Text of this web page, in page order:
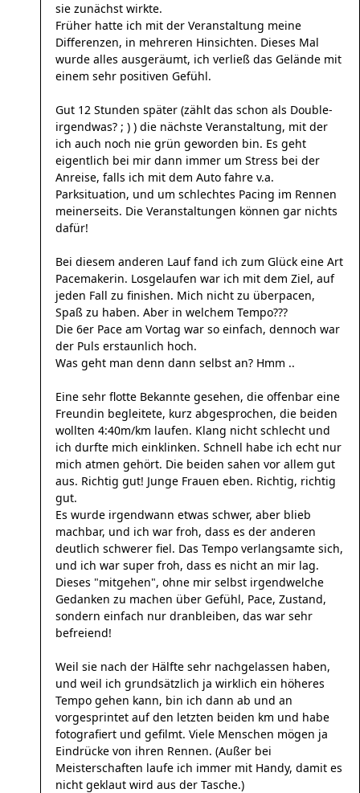
sie zunächst wirkte.
Früher hatte ich mit der Veranstaltung meine
Differenzen, in mehreren Hinsichten. Dieses Mal
wurde alles ausgeräumt, ich verließ das Gelände mit
einem sehr positiven Gefühl.
Gut 12 Stunden später (zählt das schon als Double-
irgendwas? ; ) ) die nächste Veranstaltung, mit der
ich auch noch nie grün geworden bin. Es geht
eigentlich bei mir dann immer um Stress bei der
Anreise, falls ich mit dem Auto fahre v.a.
Parksituation, und um schlechtes Pacing im Rennen
meinerseits. Die Veranstaltungen können gar nichts
dafür!
Bei diesem anderen Lauf fand ich zum Glück eine Art
Pacemakerin. Losgelaufen war ich mit dem Ziel, auf
jeden Fall zu finishen. Mich nicht zu überpacen,
Spaß zu haben. Aber in welchem Tempo???
Die 6er Pace am Vortag war so einfach, dennoch war
der Puls erstaunlich hoch.
Was geht man denn dann selbst an? Hmm ..
Eine sehr flotte Bekannte gesehen, die offenbar eine
Freundin begleitete, kurz abgesprochen, die beiden
wollten 4:40m/km laufen. Klang nicht schlecht und
ich durfte mich einklinken. Schnell habe ich echt nur
mich atmen gehört. Die beiden sahen vor allem gut
aus. Richtig gut! Junge Frauen eben. Richtig, richtig
gut.
Es wurde irgendwann etwas schwer, aber blieb
machbar, und ich war froh, dass es der anderen
deutlich schwerer fiel. Das Tempo verlangsamte sich,
und ich war super froh, dass es nicht an mir lag.
Dieses "mitgehen", ohne mir selbst irgendwelche
Gedanken zu machen über Gefühl, Pace, Zustand,
sondern einfach nur dranbleiben, das war sehr
befreiend!
Weil sie nach der Hälfte sehr nachgelassen haben,
und weil ich grundsätzlich ja wirklich ein höheres
Tempo gehen kann, bin ich dann ab und an
vorgesprintet auf den letzten beiden km und habe
fotografiert und gefilmt. Viele Menschen mögen ja
Eindrücke von ihren Rennen. (Außer bei
Meisterschaften laufe ich immer mit Handy, damit es
nicht geklaut wird aus der Tasche.)